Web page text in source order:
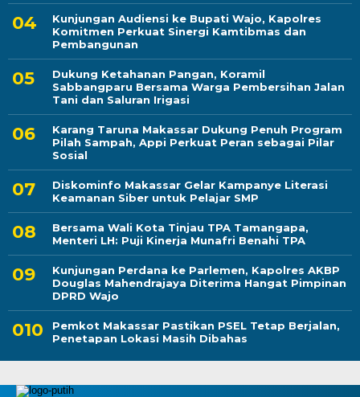
Kunjungan Audiensi ke Bupati Wajo, Kapolres
Komitmen Perkuat Sinergi Kamtibmas dan
Pembangunan
Dukung Ketahanan Pangan, Koramil
Sabbangparu Bersama Warga Pembersihan Jalan
Tani dan Saluran Irigasi
Karang Taruna Makassar Dukung Penuh Program
Pilah Sampah, Appi Perkuat Peran sebagai Pilar
Sosial
Diskominfo Makassar Gelar Kampanye Literasi
Keamanan Siber untuk Pelajar SMP
Bersama Wali Kota Tinjau TPA Tamangapa,
Menteri LH: Puji Kinerja Munafri Benahi TPA
Kunjungan Perdana ke Parlemen, Kapolres AKBP
Douglas Mahendrajaya Diterima Hangat Pimpinan
DPRD Wajo
Pemkot Makassar Pastikan PSEL Tetap Berjalan,
Penetapan Lokasi Masih Dibahas